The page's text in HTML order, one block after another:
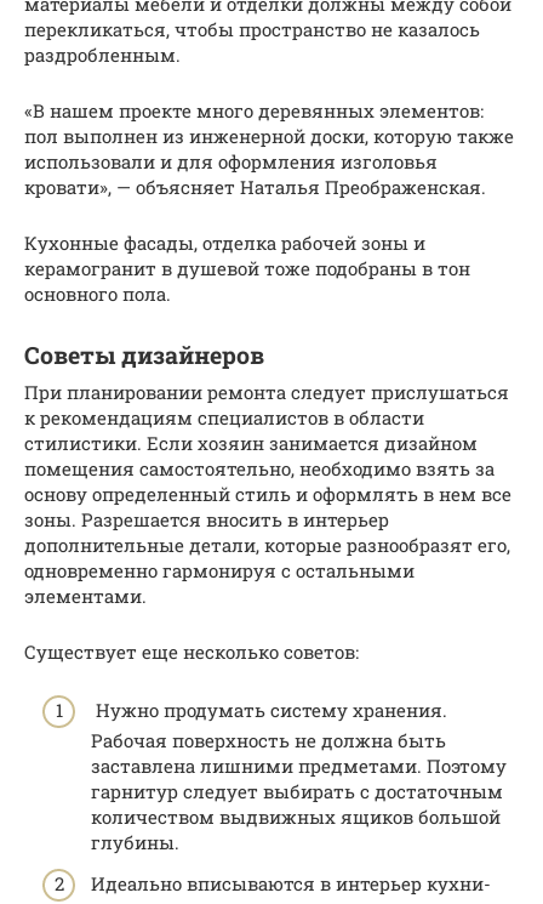
перекликаться, чтобы пространство не казалось
раздробленным.
«В нашем проекте много деревянных элементов:
пол выполнен из инженерной доски, которую также
использовали и для оформления изголовья
кровати», — объясняет Наталья Преображенская.
Кухонные фасады, отделка рабочей зоны и
керамогранит в душевой тоже подобраны в тон
основного пола.
Советы дизайнеров
При планировании ремонта следует прислушаться
к рекомендациям специалистов в области
стилистики. Если хозяин занимается дизайном
помещения самостоятельно, необходимо взять за
основу определенный стиль и оформлять в нем все
зоны. Разрешается вносить в интерьер
дополнительные детали, которые разнообразят его,
одновременно гармонируя с остальными
элементами.
Существует еще несколько советов:
Нужно продумать систему хранения.
Рабочая поверхность не должна быть
заставлена лишними предметами. Поэтому
гарнитур следует выбирать с достаточным
количеством выдвижных ящиков большой
глубины.
Идеально вписываются в интерьер кухни-